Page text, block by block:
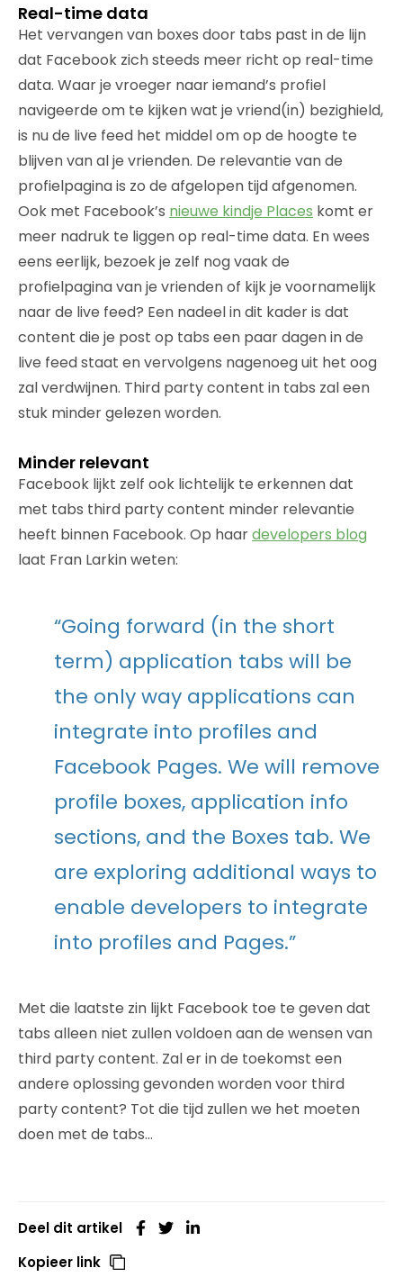
Real-time data
Het vervangen van boxes door tabs past in de lijn
dat Facebook zich steeds meer richt op real-time
data. Waar je vroeger naar iemand’s profiel
navigeerde om te kijken wat je vriend(in) bezighield,
is nu de live feed het middel om op de hoogte te
blijven van al je vrienden. De relevantie van de
profielpagina is zo de afgelopen tijd afgenomen.
Ook met Facebook’s nieuwe kindje Places komt er
meer nadruk te liggen op real-time data. En wees
eens eerlijk, bezoek je zelf nog vaak de
profielpagina van je vrienden of kijk je voornamelijk
naar de live feed? Een nadeel in dit kader is dat
content die je post op tabs een paar dagen in de
live feed staat en vervolgens nagenoeg uit het oog
zal verdwijnen. Third party content in tabs zal een
stuk minder gelezen worden.
Minder relevant
Facebook lijkt zelf ook lichtelijk te erkennen dat
met tabs third party content minder relevantie
heeft binnen Facebook. Op haardevelopers blog
laat Fran Larkin weten:
“Going forward (in the short
term) application tabs will be
the only way applications can
integrate into profiles and
Facebook Pages. We will remove
profile boxes, application info
sections, and the Boxes tab. We
are exploring additional ways to
enable developers to integrate
into profiles and Pages.”
Met die laatste zin lijkt Facebook toe te geven dat
tabs alleen niet zullen voldoen aan de wensen van
third party content. Zal er in de toekomst een
andere oplossing gevonden worden voor third
party content? Tot die tijd zullen we het moeten
doen met de tabs…
Deel dit artikel
Kopieer link